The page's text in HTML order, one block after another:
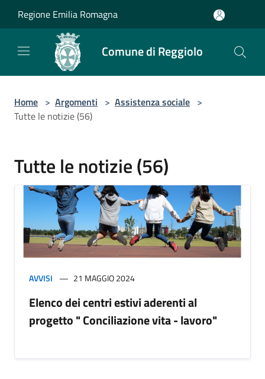
Regione Emilia Romagna
Comune di Reggiolo
Home > Argomenti > Assistenza sociale >
Tutte le notizie (56)
Tutte le notizie (56)
AVVISI 21 MAGGIO 2024
Elenco dei centri estivi aderenti al
progetto " Conciliazione vita - lavoro"